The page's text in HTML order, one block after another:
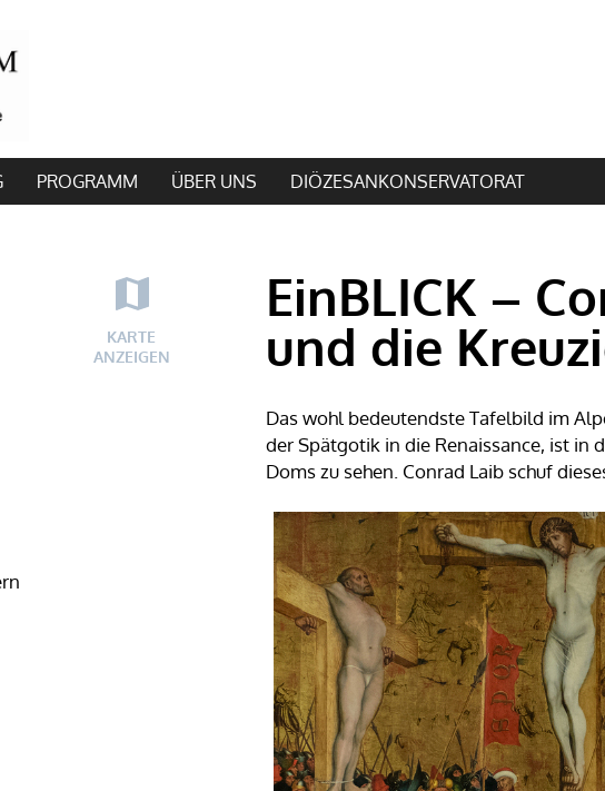
PROGRAMM ÜBER UNS DIÖZESANKONSERVATORAT
KARTE
ANZEIGEN
EinBLICK –
und die
Das wohl bedeutendste Tafelbild im
der Spätgotik in die Renaissance, ist in
Doms zu sehen. Conrad Laib schuf